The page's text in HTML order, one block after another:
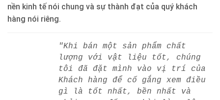
nền kinh tế nói chung và sự thành đạt của quý khách
hàng nói riêng.
"Khi bán một sản phẩm chất
lượng với vật liệu tốt, chúng
tôi đã đặt mình vào vị trí của
Khách hàng để cố gắng xem điều
gì là tốt nhất, bền nhất và